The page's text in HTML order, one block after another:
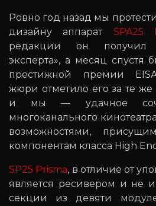
Ровно год назад мы
дизайну аппарат SPA25
редакции он получил
эксперта», а месяц спустя
престижной премии
жюри отметило его за те же
и мы — удачное
многоканального
возможностями,
компонентам класса High
SP25 Prisma, в отличие от
является ресивером и не
секции из девяти